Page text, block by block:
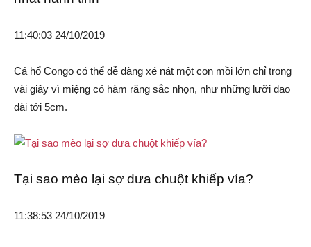
11:40:03 24/10/2019
Cá hổ Congo có thể dễ dàng xé nát một con mồi lớn chỉ trong
vài giây vì miệng có hàm răng sắc nhọn, như những lưỡi dao
dài tới 5cm.
Tại sao mèo lại sợ dưa chuột khiếp vía?
11:38:53 24/10/2019